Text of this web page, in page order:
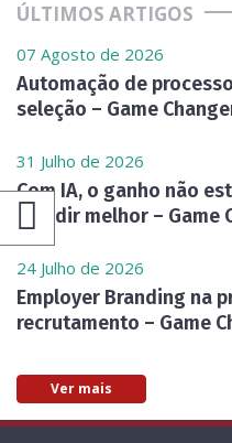
ÚLTIMOS ARTIGOS
07 Agosto de 2026
Automação de
seleção – Game
31 Julho de 2026
Com IA, o ganho não
decidir melhor – Game
24 Julho de 2026
Employer Branding na
recrutamento – Game
Ver mais